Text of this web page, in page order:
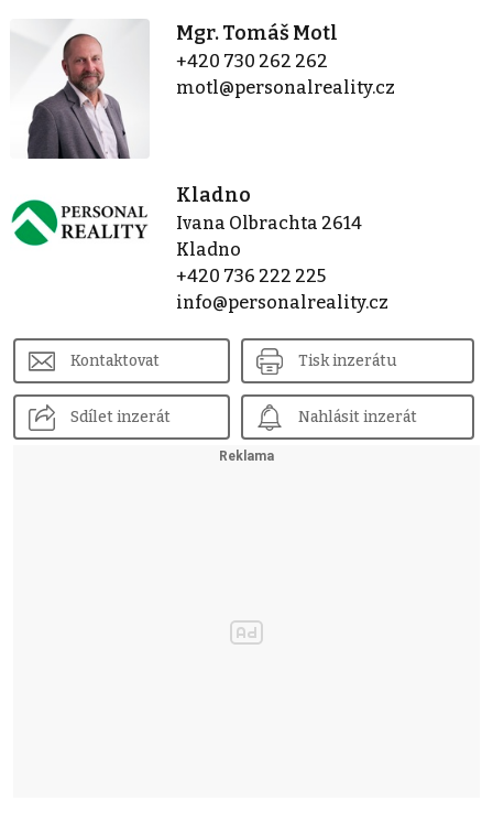
Mgr. Tomáš Motl
+420 730 262 262
motl@personalreality.cz
Kladno
Ivana Olbrachta 2614
Kladno
+420 736 222 225
info@personalreality.cz
Kontaktovat Tisk inzerátu
Sdílet inzerát Nahlásit inzerát